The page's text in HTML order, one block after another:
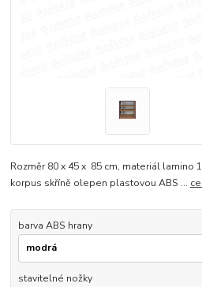
Rozměr 80 x 45 x 85 cm, materiál lamino
korpus skříně olepen plastovou ABS ...
barva ABS hrany
stavitelné nožky